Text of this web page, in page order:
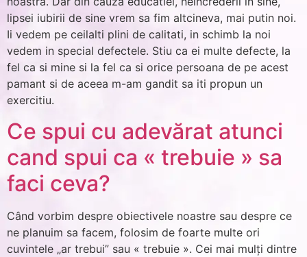
lipsei iubirii de sine vrem sa fim altcineva, mai putin noi.
Ii vedem pe ceilalti plini de calitati, in schimb la noi
vedem in special defectele. Stiu ca ei multe defecte, la
fel ca si mine si la fel ca si orice persoana de pe acest
pamant si de aceea m-am gandit sa iti propun un
exercitiu.
Ce spui cu adevărat atunci
cand spui ca « trebuie » sa
faci ceva?
Când vorbim despre obiectivele noastre sau despre ce
ne planuim sa facem, folosim de foarte multe ori
cuvintele „ar trebui” sau « trebuie ». Cei mai mulți dintre